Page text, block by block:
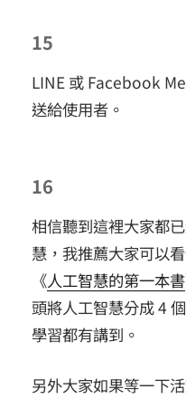
15
LINE 或 Facebook
送給使用者。
16
相信聽到這裡大家都
慧，我推薦大家可以
《人工智慧的第一本書
頭將人工智慧分成 4
學習都有講到。
另外大家如果等一下